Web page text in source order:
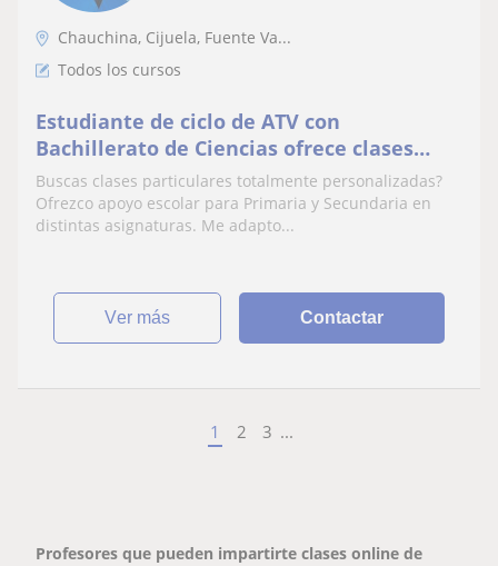
Chauchina, Cijuela, Fuente Va...
Todos los cursos
Estudiante de ciclo de ATV con
Bachillerato de Ciencias ofrece clases
particulares de matemátiy Ciencias
Naturales para Primaria
Buscas clases particulares totalmente personalizadas?
Ofrezco apoyo escolar para Primaria y Secundaria en
distintas asignaturas. Me adapto...
ver más Contactar
1 2 3 ...
Profesores que pueden impartirte clases online de